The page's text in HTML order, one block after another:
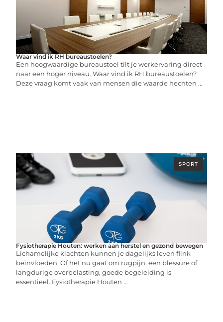
Waar vind ik RH bureaustoelen?
Een hoogwaardige bureaustoel tilt je werkervaring direct
naar een hoger niveau. Waar vind ik RH bureaustoelen?
Deze vraag komt vaak van mensen die waarde hechten ...
SPORT
Fysiotherapie Houten: werken aan herstel en gezond bewegen
Lichamelijke klachten kunnen je dagelijks leven flink
beïnvloeden. Of het nu gaat om rugpijn, een blessure of
langdurige overbelasting, goede begeleiding is
essentieel. Fysiotherapie Houten ...